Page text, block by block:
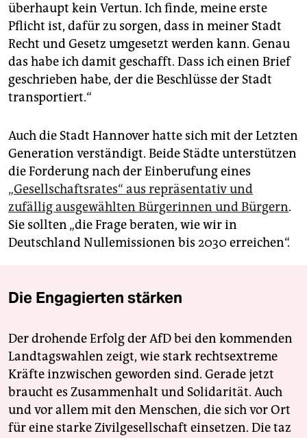
überhaupt kein Vertun. Ich finde, meine erste
Pflicht ist, dafür zu sorgen, dass in meiner Stadt
Recht und Gesetz umgesetzt werden kann. Genau
das habe ich damit geschafft. Dass ich einen Brief
geschrieben habe, der die Beschlüsse der Stadt
transportiert.“
Auch die Stadt Hannover hatte sich mit der Letzten
Generation verständigt. Beide Städte unterstützen
die Forderung nach der Einberufung eines
„Gesellschaftsrates“ aus repräsentativ und
zufällig ausgewählten Bürgerinnen und Bürgern.
Sie sollten „die Frage beraten, wie wir in
Deutschland Nullemissionen bis 2030 erreichen“.
Die Engagierten stärken
Der drohende Erfolg der AfD bei den kommenden
Landtagswahlen zeigt, wie stark rechtsextreme
Kräfte inzwischen geworden sind. Gerade jetzt
braucht es Zusammenhalt und Solidarität. Auch
und vor allem mit den Menschen, die sich vor Ort
für eine starke Zivilgesellschaft einsetzen. Die taz